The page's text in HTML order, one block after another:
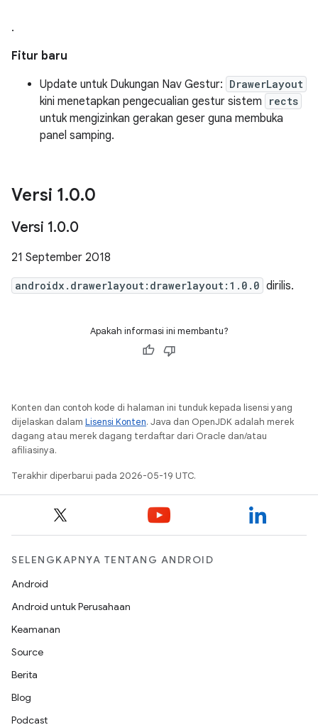
.
Fitur baru
Update untuk Dukungan Nav Gestur: DrawerLayout
kini menetapkan pengecualian gestur sistem rects
untuk mengizinkan gerakan geser guna membuka
panel samping.
Versi 1.0.0
Versi 1.0.0
21 September 2018
androidx.drawerlayout:drawerlayout:1.0.0 dirilis.
Apakah informasi ini membantu?
Konten dan contoh kode di halaman ini tunduk kepada lisensi yang
dijelaskan dalam Lisensi Konten. Java dan OpenJDK adalah merek
dagang atau merek dagang terdaftar dari Oracle dan/atau
afiliasinya.
Terakhir diperbarui pada 2026-05-19 UTC.
SELENGKAPNYA TENTANG ANDROID
Android
Android untuk Perusahaan
Keamanan
Source
Berita
Blog
Podcast